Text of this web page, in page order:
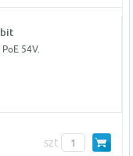
54V.
szt